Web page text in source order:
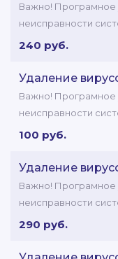
Важно! Програмное
неисправности
240 руб.
Удаление
Важно! Програмное
неисправности
100 руб.
Удаление
Важно! Програмное
неисправности
290 руб.